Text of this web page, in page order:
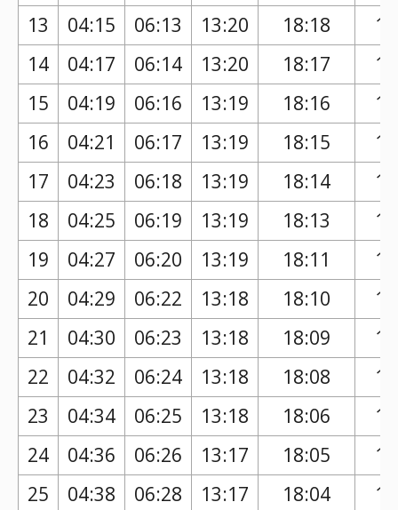
13 04:15 06:13 13:20 18:18
14
04:17 06:14 13:20 18:17
15
04:19 06:16 13:19 18:16
16
04:21 06:17 13:19 18:15
17
04:23 06:18 13:19 18:14
18
04:25 06:19 13:19 18:13
19
04:27 06:20 13:19 18:11
20
04:29 06:22 13:18 18:10
21
04:30 06:23 13:18 18:09
22
04:32 06:24 13:18 18:08
23
04:34 06:25 13:18 18:06
24
04:36 06:26 13:17 18:05
25
04:38 06:28 13:17 18:04